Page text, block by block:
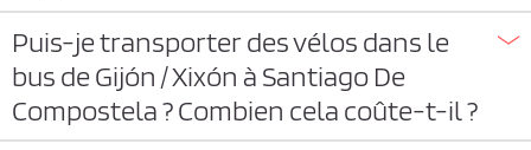
Puis-je transporter des vélos dans le
bus de Gijón / Xixón à Santiago De
Compostela ? Combien cela coûte-t-il ?